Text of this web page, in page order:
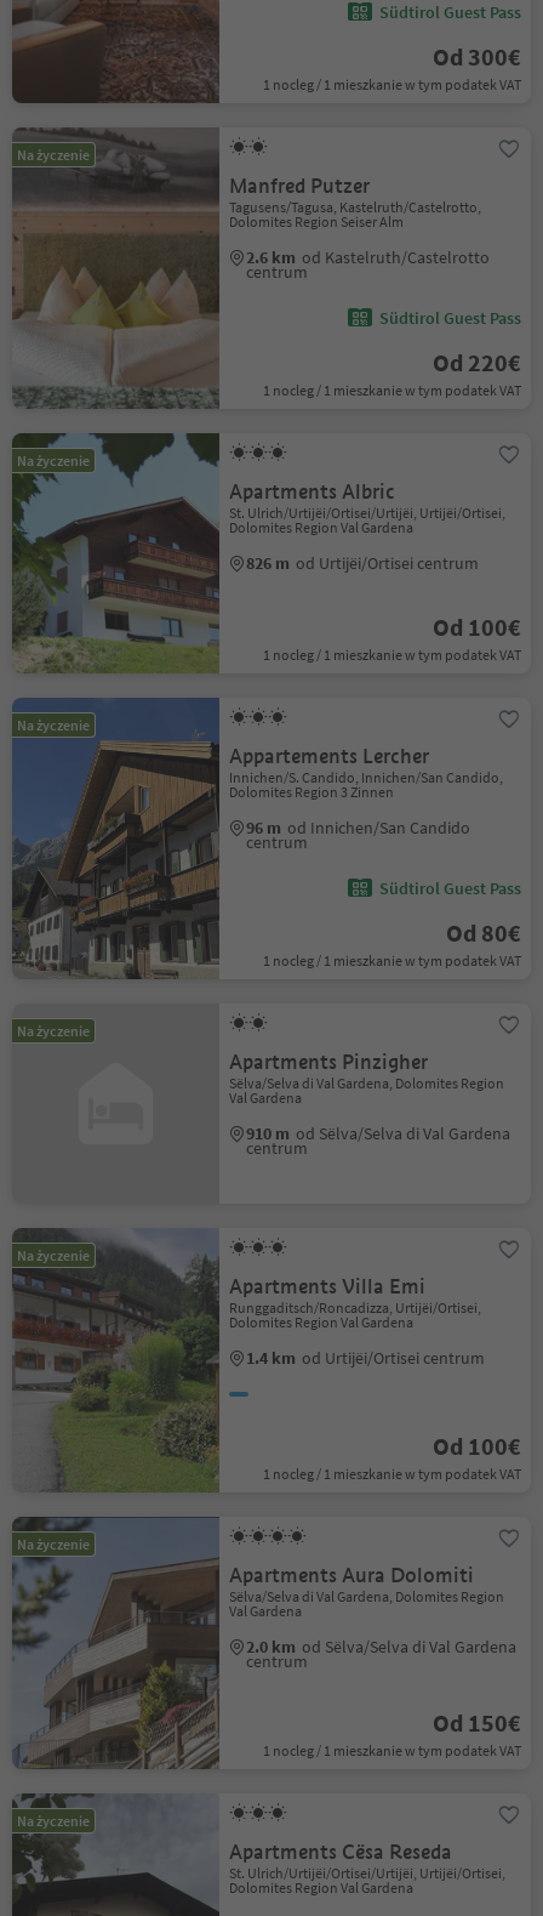
Südtirol Guest Pass
Od 300€
1 nocleg / 1 mieszkanie w tym podatek VAT
Na życzenie
Manfred Putzer
Tagusens/Tagusa, Kastelruth/Castelrotto,
Dolomites Region Seiser Alm
2.6 km od Kastelruth/Castelrotto
centrum
Südtirol Guest Pass
Od 220€
1 nocleg / 1 mieszkanie w tym podatek VAT
Na życzenie
Apartments Albric
St. Ulrich/Urtijëi/Ortisei/Urtijëi, Urtijëi/Ortisei,
Dolomites Region Val Gardena
826 m od Urtijëi/Ortisei centrum
Od 100€
1 nocleg / 1 mieszkanie w tym podatek VAT
Na życzenie
Appartements Lercher
Innichen/S. Candido, Innichen/San Candido,
Dolomites Region 3 Zinnen
96 m od Innichen/San Candido
centrum
Südtirol Guest Pass
Od 80€
1 nocleg / 1 mieszkanie w tym podatek VAT
Na życzenie
Apartments Pinzigher
Sëlva/Selva di Val Gardena, Dolomites Region
Val Gardena
910 m od Sëlva/Selva di Val Gardena
centrum
Na życzenie
Apartments Villa Emi
Runggaditsch/Roncadizza, Urtijëi/Ortisei,
Dolomites Region Val Gardena
1.4 km od Urtijëi/Ortisei centrum
Od 100€
1 nocleg / 1 mieszkanie w tym podatek VAT
Na życzenie
Apartments Aura Dolomiti
Sëlva/Selva di Val Gardena, Dolomites Region
Val Gardena
2.0 km od Sëlva/Selva di Val Gardena
centrum
Od 150€
1 nocleg / 1 mieszkanie w tym podatek VAT
Na życzenie
Apartments Cësa Reseda
St. Ulrich/Urtijëi/Ortisei/Urtijëi, Urtijëi/Ortisei,
Dolomites Region Val Gardena